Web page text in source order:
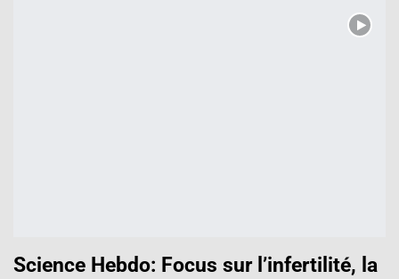
Science Hebdo: Focus sur l’infertilité, la